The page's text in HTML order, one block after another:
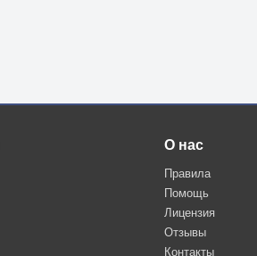
О нас
Правила
Помощь
Лицензия
Отзывы
Контакты